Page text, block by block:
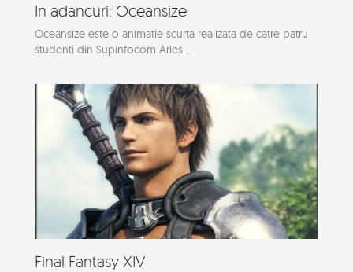
In adancuri: Oceansize
Oceansize este o animatie scurta realizata de catre patru
studenti din Supinfocom Arles....
Final Fantasy XIV